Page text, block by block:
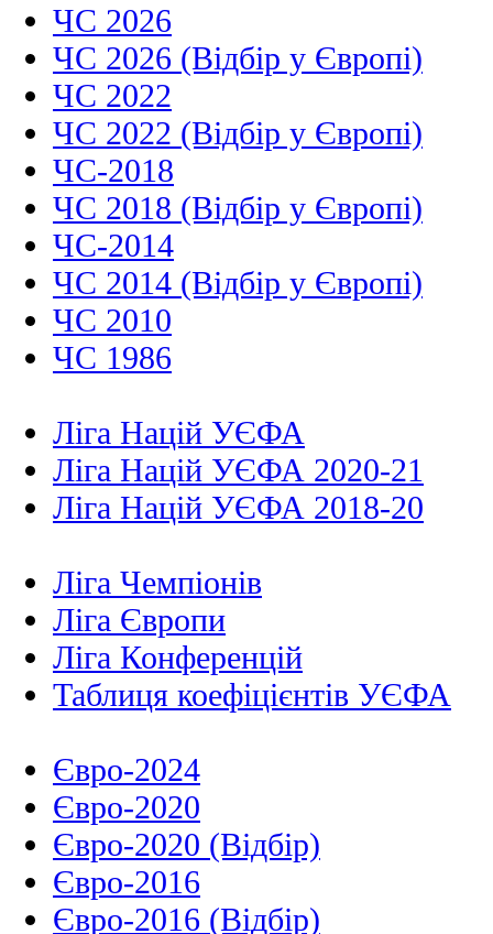
ЧС 2026
ЧС 2026 (Відбір у Європі)
ЧС 2022
ЧС 2022 (Відбір у Європі)
ЧС-2018
ЧС 2018 (Відбір у Європі)
ЧС-2014
ЧС 2014 (Відбір у Європі)
ЧС 2010
ЧС 1986
Ліга Націй УЄФА
Ліга Націй УЄФА 2020-21
Ліга Націй УЄФА 2018-20
Ліга Чемпіонів
Ліга Європи
Ліга Конференцій
Таблиця коефіцієнтів УЄФА
Євро-2024
Євро-2020
Євро-2020 (Відбір)
Євро-2016
Євро-2016 (Відбір)